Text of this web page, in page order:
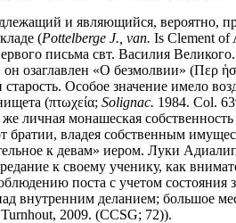
и являющийся, вероятно,
(Pottelberge J., van. Is Clement of
письма свт. Василия
озаглавлен «О безмолвии» (Περ
Особое значение имело
(πτωχεία; Solignac. 1984. Col.
монашеская собственность
владея собственным
к девам» иером. Луки
к своему ученику, как
поста с учетом состояния
внутренним деланием; большое
2009. (CCSG; 72)).